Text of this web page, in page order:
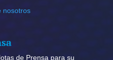
nosotros
de Prensa para su